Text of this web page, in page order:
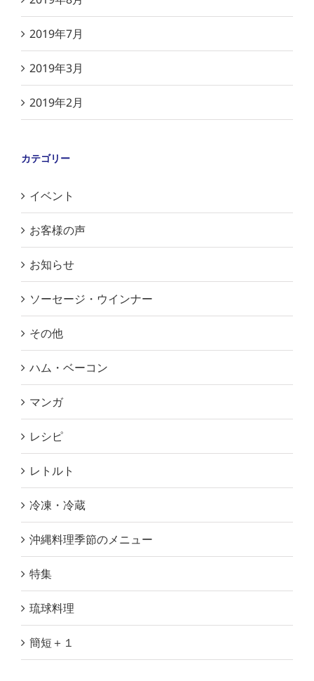
2019年7月
2019年3月
2019年2月
カテゴリー
イベント
お客様の声
お知らせ
ソーセージ・ウインナー
その他
ハム・ベーコン
マンガ
レシピ
レトルト
冷凍・冷蔵
沖縄料理季節のメニュー
特集
琉球料理
簡短＋１